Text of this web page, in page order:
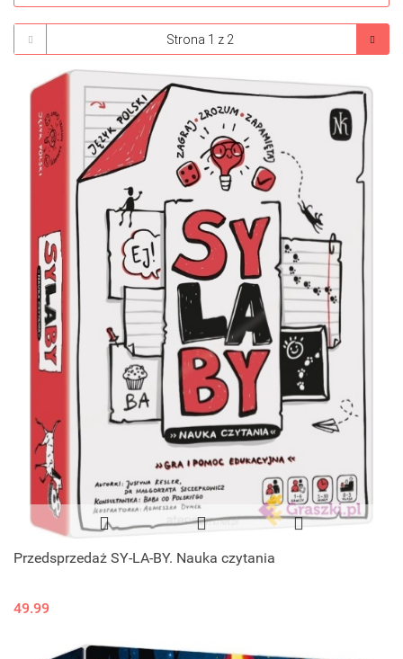
Przedsprzedaż SY-LA-BY. Nauka czytania
49.99